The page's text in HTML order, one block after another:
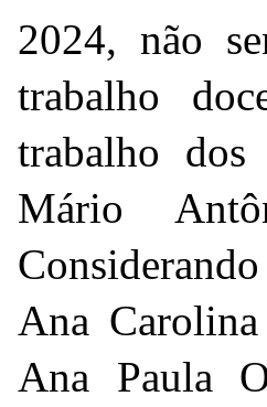
2024, não
trabalho
trabalho dos
Mário
Ana
Ana Paula